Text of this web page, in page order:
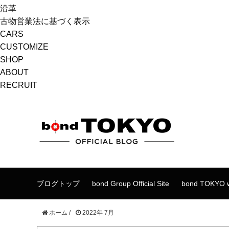
沿革
古物営業法に基づく表示
CARS
CUSTOMIZE
SHOP
ABOUT
RECRUIT
ブログトップ bond Group Official Site bond TOKYO
ホーム / 2022年 7月